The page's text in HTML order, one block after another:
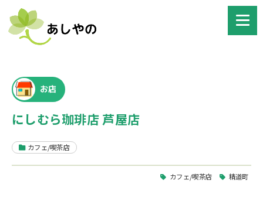
お店
にしむら珈琲店 芦屋店
カフェ/喫茶店
カフェ/喫茶店 精道町